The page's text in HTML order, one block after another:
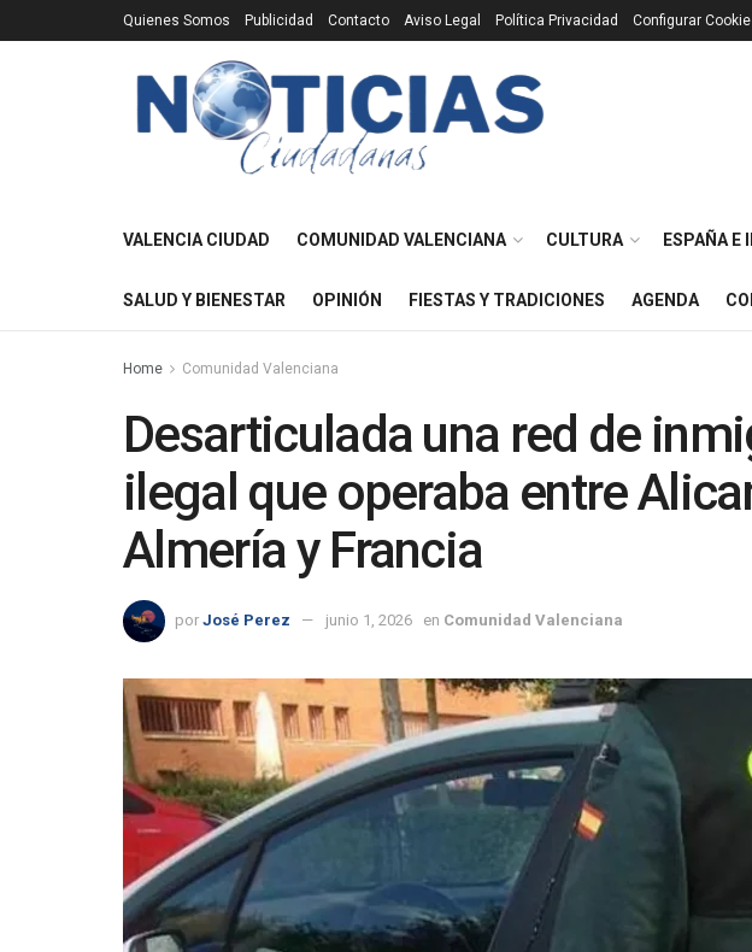
Quienes Somos Publicidad Contacto Aviso Legal Política Privacidad Configurar
VALENCIA CIUDAD COMUNIDAD VALENCIANA CULTURA ESPAÑA E
SALUD Y BIENESTAR OPINIÓN FIESTAS Y TRADICIONES AGENDA
Home Comunidad Valenciana
Desarticulada una red de
ilegal que operaba entre
Almería y Francia
por José Perez junio 1, 2026 en Comunidad Valenciana